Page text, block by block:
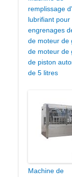
remplissage
lubrifiant pour
engrenages
de moteur de
de moteur de
de piston
de 5 litres
Machine de